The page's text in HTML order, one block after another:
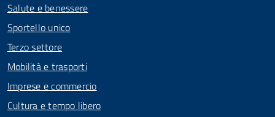
Salute e benessere
Sportello unico
Terzo settore
Mobilità e trasporti
Imprese e commercio
Cultura e tempo libero